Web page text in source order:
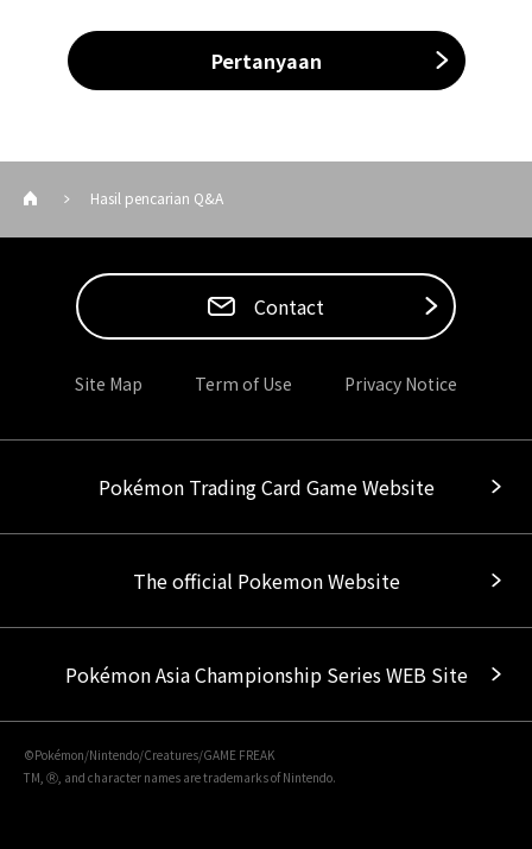
Pertanyaan
Hasil pencarian Q&A
Contact
Site Map Term of Use Privacy Notice
Pokémon Trading Card Game Website
The official Pokemon Website
Pokémon Asia Championship Series WEB Site
©Pokémon/Nintendo/Creatures/GAME FREAK
TM, Ⓡ, and character names are trademarks of Nintendo.